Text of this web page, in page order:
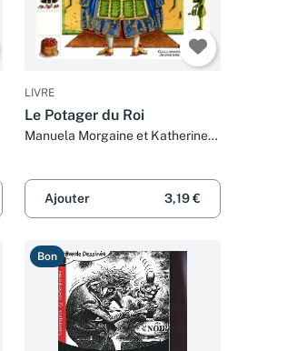
LIVRE
Le Potager du Roi
Manuela Morgaine et Katherine
Ajouter 3,19 €
Bon